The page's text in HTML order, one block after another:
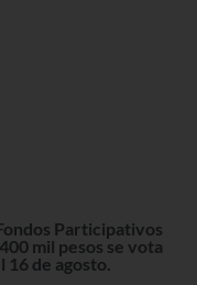
Participativos
mil pesos se vota
16 de agosto.